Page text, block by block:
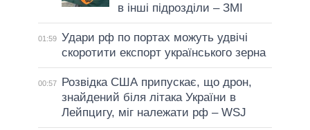
в інші підрозділи – ЗМІ
01:59 Удари рф по портах можуть удвічі
скоротити експорт українського зерна
00:57
Розвідка США припускає, що дрон,
знайдений біля літака України в
Лейпцигу, міг належати рф – WSJ